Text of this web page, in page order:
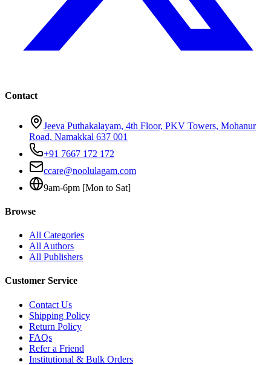
Contact
Jeeva Puthakalayam, 4th Floor, PKV Towers, Mohanur
Road, Namakkal 637 001
+91 7667 172 172
ccare@noolulagam.com
9am-6pm [Mon to Sat]
Browse
All Categories
All Authors
All Publishers
Customer Service
Contact Us
Shipping Policy
Return Policy
FAQs
Refer a Friend
Institutional & Bulk Orders